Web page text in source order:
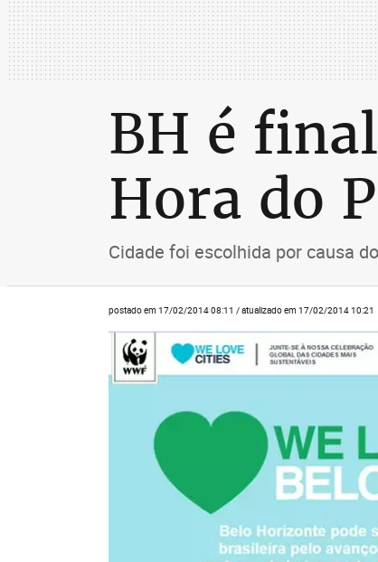
BH é
Hora do
Cidade foi escolhida por causa
postado em 17/02/2014 08:11 / atualizado em 17/02/2014 10:21